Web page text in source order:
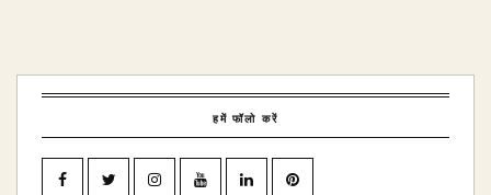
हमें फॉलो करें